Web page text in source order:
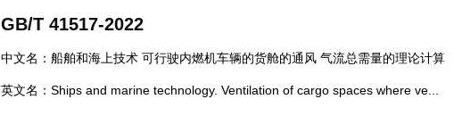
GB/T 41517-2022
中文名：船舶和海上技术 可行驶内燃机车辆的货舱的通风 气流总需量的理论计算
英文名：Ships and marine technology. Ventilation of cargo spaces where ve...